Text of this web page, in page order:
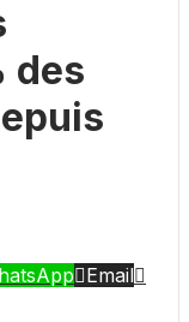
des
Email